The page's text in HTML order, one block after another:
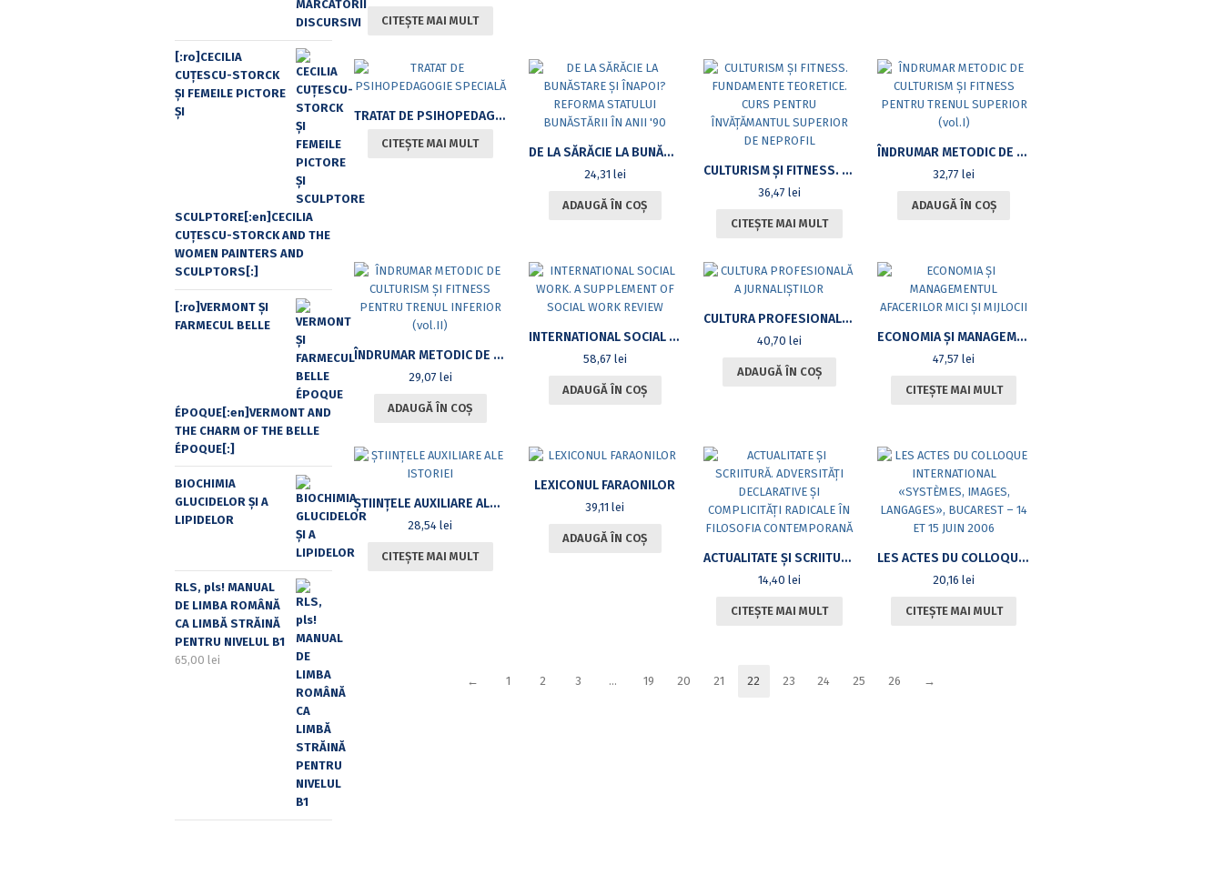
CITEȘTE MAI MULT
TRATAT DE PSIHOPEDAGOGIE SPECIALĂ
CITEȘTE MAI MULT
DE LA SĂRĂCIE LA BUNĂSTARE ȘI ÎNAPOI? REFORMA STATULUI BUNĂSTĂRII ÎN ANII ’90
24,31 lei
ADAUGĂ ÎN COȘ
CULTURISM ȘI FITNESS. FUNDAMENTE TEORETICE. CURS PENTRU ÎNVĂȚĂMANTUL SUPERIOR DE NEPROFIL
36,47 lei
CITEȘTE MAI MULT
ÎNDRUMAR METODIC DE CULTURISM ȘI FITNESS PENTRU TRENUL SUPERIOR (VOL.I)
32,77lei
ADAUGĂ ÎN COȘ
ÎNDRUMAR METODIC DE CULTURISM ȘI FITNESS PENTRU TRENUL INFERIOR (VOL.II)
29,07 lei
ADAUGĂ ÎN COȘ
INTERNATIONAL SOCIAL WORK. A SUPPLEMENT OF SOCIAL WORK REVIEW
58,67 lei
ADAUGĂ ÎN COȘ
CULTURA PROFESIONALĂ A JURNALIȘTILOR
40,70 lei
ADAUGĂ ÎN COȘ
ECONOMIA ȘI MANAGEMENTUL AFACERILOR MICI ȘI MIJLOCII
47,57lei
CITEȘTE MAI MULT
ȘTIINȚELE AUXILIARE ALE ISTORIEI
28,54lei
CITEȘTE MAI MULT
LEXICONUL FARAONILOR
39,11lei
ADAUGĂ ÎN COȘ
ACTUALITATE ȘI SCRIITURĂ. ADVERSITĂȚI DECLARATIVE ȘI COMPLICITĂȚI RADICALE ÎN FILOSOFIA CONTEMPORANĂ
14,40 lei
CITEȘTE MAI MULT
LES ACTES DU COLLOQUE INTERNATIONAL «SYSTÈMES, IMAGES, LANGAGES», BUCAREST – 14 ET 15 JUIN 2006
20,16lei
CITEȘTE MAI MULT
← 1 2 3 … 19 20 21 22 23 24 25 26 →
[:ro]CECILIA
CUŢESCU-STORCK
ŞI FEMEILE PICTORE
ŞI
SCULPTORE[:en]CECILIA
CUŢESCU-STORCK AND THE
WOMEN PAINTERS AND
SCULPTORS[:]
[:ro]VERMONT ȘI
FARMECUL BELLE
ÉPOQUE[:en]VERMONT AND
THE CHARM OF THE BELLE
ÉPOQUE[:]
BIOCHIMIA
GLUCIDELOR ȘI A
LIPIDELOR
RLS, pls! MANUAL
DE LIMBA ROMÂNĂ
CA LIMBĂ STRĂINĂ
PENTRU NIVELUL B1
65,00 lei